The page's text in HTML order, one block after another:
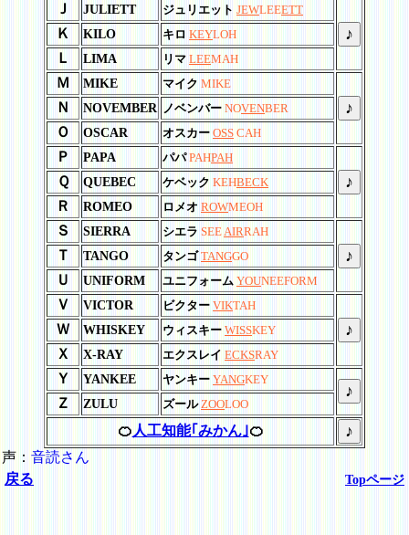
Ｊ JULIETT ジュリエット JEWLEEETT
♪
Ｋ KILO キロ KEYLOH
Ｌ LIMA リマ LEEMAH
Ｍ MIKE マイク MIKE
♪
Ｎ NOVEMBER ノベンバー NOVENBER
Ｏ OSCAR オスカー OSS CAH
Ｐ PAPA パパPAHPAH
♪
Ｑ QUEBEC ケベック KEHBECK
Ｒ ROMEO ロメオ ROWMEOH
Ｓ SIERRA シエラ SEEAIRRAH
♪
Ｔ TANGO タンゴ TANGGO
Ｕ UNIFORM ユニフォーム YOUNEEFORM
Ｖ VICTOR ビクター VIKTAH
♪
Ｗ WHISKEY ウィスキー WISSKEY
Ｘ X-RAY エクスレイ ECKSRAY
Ｙ YANKEE ヤンキー YANGKEY
♪
Ｚ ZULU ズールZOOLOO
🍊 人工知能｢みかん｣🍊 ♪
声： 音読さん
戻る
Topページ